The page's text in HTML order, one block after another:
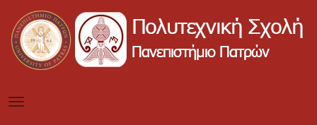
main
content
Toggle